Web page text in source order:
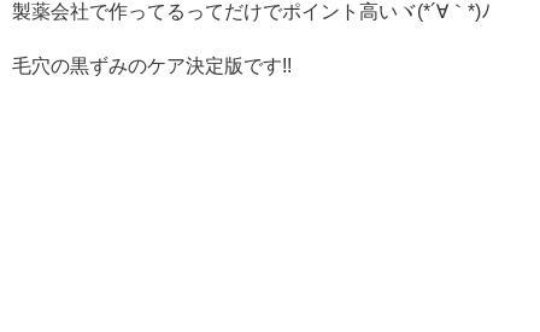
製薬会社で作ってるってだけでポイント高いヾ(*´∀｀*)ﾉ
毛穴の黒ずみのケア決定版です!!